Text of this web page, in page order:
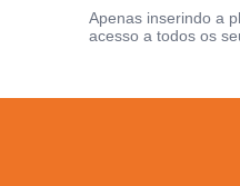
Apenas inserindo a
acesso a todos os